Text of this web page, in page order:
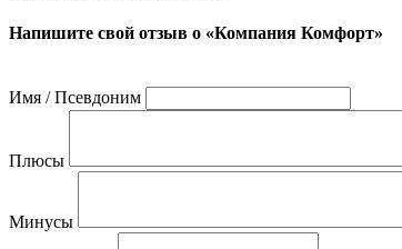
Напишите свой отзыв о «Компания Комфорт»
Имя / Псевдоним
Плюсы
Минусы